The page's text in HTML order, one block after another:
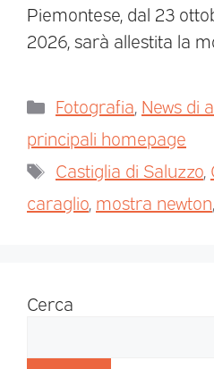
Piemontese, dal 23
2026, sarà allestita la
Fotografia, News di
principali homepage
Castiglia di Saluzzo,
caraglio, mostra newton,
Cerca